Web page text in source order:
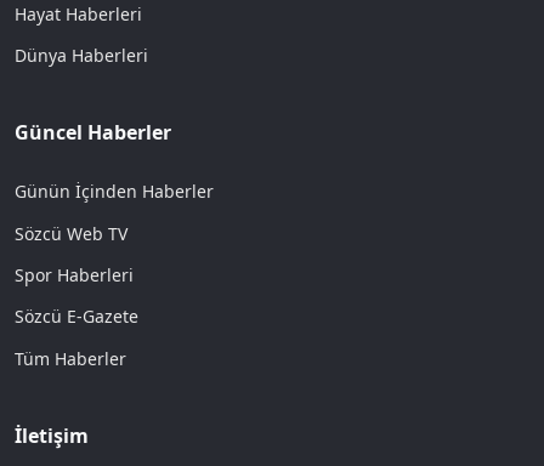
Hayat Haberleri
Dünya Haberleri
Güncel Haberler
Günün İçinden Haberler
Sözcü Web TV
Spor Haberleri
Sözcü E-Gazete
Tüm Haberler
İletişim